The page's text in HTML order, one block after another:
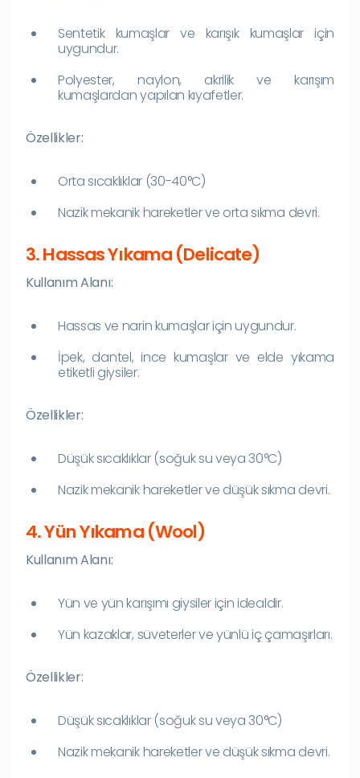
Sentetik kumaşlar ve karışık kumaşlar için
uygundur.
Polyester, naylon, akrilik ve karışım
kumaşlardan yapılan kıyafetler.
Özellikler:
Orta sıcaklıklar (30-40°C)
Nazik mekanik hareketler ve orta sıkma devri.
3. Hassas Yıkama (Delicate)
Kullanım Alanı:
Hassas ve narin kumaşlar için uygundur.
İpek, dantel, ince kumaşlar ve elde yıkama
etiketli giysiler.
Özellikler:
Düşük sıcaklıklar (soğuk su veya 30°C)
Nazik mekanik hareketler ve düşük sıkma devri.
4. Yün Yıkama (Wool)
Kullanım Alanı:
Yün ve yün karışımı giysiler için idealdir.
Yün kazaklar, süveterler ve yünlü iç çamaşırları.
Özellikler:
Düşük sıcaklıklar (soğuk su veya 30°C)
Nazik mekanik hareketler ve düşük sıkma devri.